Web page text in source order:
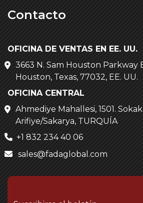
Contacto
OFICINA DE VENTAS EN EE. UU.
3663 N. Sam Houston Parkway
Houston, Texas, 77032, EE. UU.
OFICINA CENTRAL
Ahmediye Mahallesi, 1501.
Arifiye/Sakarya, TURQUÍA
+1 832 234 40 06
sales@fadaglobal.com